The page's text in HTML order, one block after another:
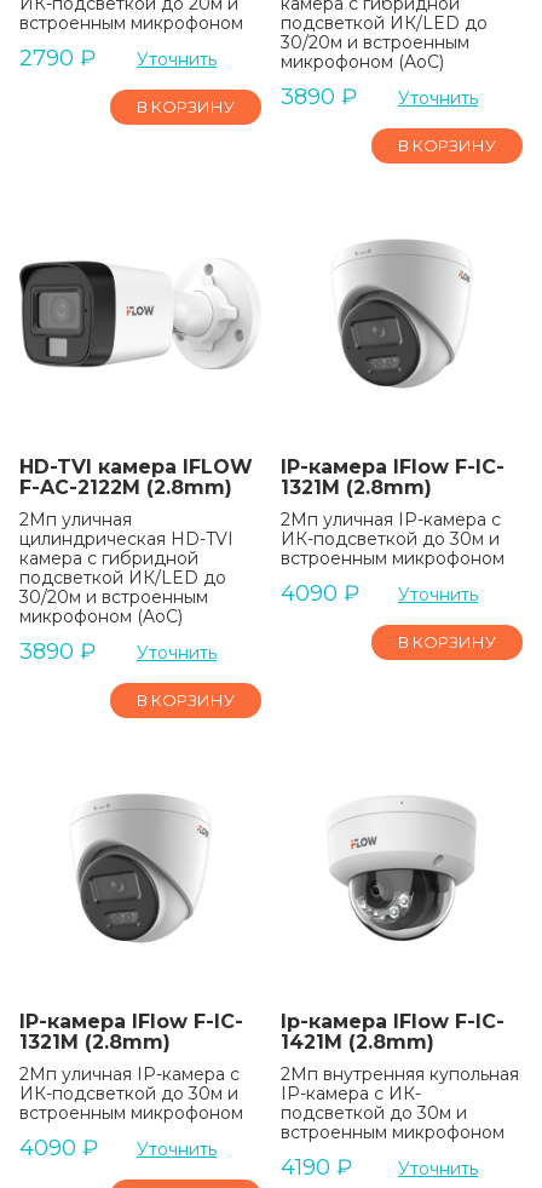
встроенным микрофоном
2790 ₽ Уточнить
В КОРЗИНУ
подсветкой ИК/LED до
30/20м и встроенным
микрофоном (AoC)
3890 ₽ Уточнить
В КОРЗИНУ
HD-TVI камера IFLOW
F-AC-2122M (2.8mm)
2Мп уличная
цилиндрическая HD-TVI
камера с гибридной
подсветкой ИК/LED до
30/20м и встроенным
микрофоном (AoC)
3890 ₽ Уточнить
В КОРЗИНУ
IP-камера IFlow F-IC-
1321M (2.8mm)
2Мп уличная IP-камера с
ИК-подсветкой до 30м и
встроенным микрофоном
4090 ₽ Уточнить
В КОРЗИНУ
IP-камера IFlow F-IC-
1321M (2.8mm)
2Мп уличная IP-камера с
ИК-подсветкой до 30м и
встроенным микрофоном
4090 ₽ Уточнить
Ip-камера IFlow F-IC-
1421M (2.8mm)
2Мп внутренняя купольная
IP-камера с ИК-
подсветкой до 30м и
встроенным микрофоном
4190 ₽ Уточнить